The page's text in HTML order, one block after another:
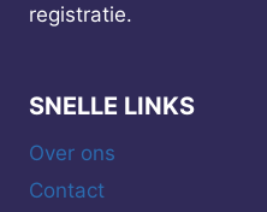
registratie.
SNELLE LINKS
Over ons
Contact